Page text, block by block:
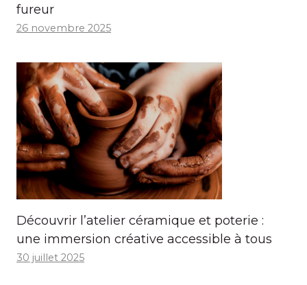
fureur
26 novembre 2025
Découvrir l’atelier céramique et poterie :
une immersion créative accessible à tous
30 juillet 2025